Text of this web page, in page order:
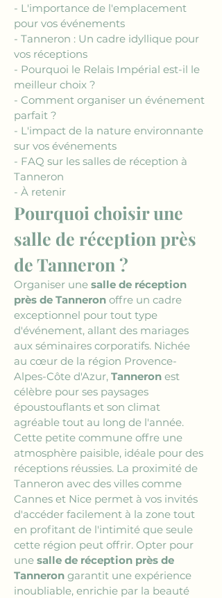
- L'importance de l'emplacement
pour vos événements
- Tanneron : Un cadre idyllique pour
vos réceptions
- Pourquoi le Relais Impérial est-il le
meilleur choix ?
- Comment organiser un événement
parfait ?
- L'impact de la nature environnante
sur vos événements
- FAQ sur les salles de réception à
Tanneron
- À retenir
Pourquoi choisir une
salle de réception près
de Tanneron ?
Organiser une salle de réception
près de Tanneron offre un cadre
exceptionnel pour tout type
d'événement, allant des mariages
aux séminaires corporatifs. Nichée
au cœur de la région Provence-
Alpes-Côte d'Azur, Tanneron est
célèbre pour ses paysages
époustouflants et son climat
agréable tout au long de l'année.
Cette petite commune offre une
atmosphère paisible, idéale pour des
réceptions réussies. La proximité de
Tanneron avec des villes comme
Cannes et Nice permet à vos invités
d'accéder facilement à la zone tout
en profitant de l'intimité que seule
cette région peut offrir. Opter pour
une salle de réception près de
Tanneron garantit une expérience
inoubliable, enrichie par la beauté